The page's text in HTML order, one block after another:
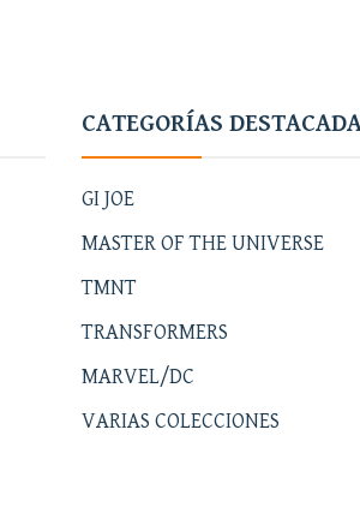
CATEGORÍAS
GI JOE
MASTER OF THE UNIVERSE
TMNT
TRANSFORMERS
MARVEL/DC
VARIAS COLECCIONES